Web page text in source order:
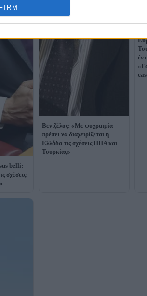
belli:
σχέσεις
Βενιζέλος: «Με ψυχραιμία
πρέπει να διαχειρίζεται η
Ελλάδα τις σχέσεις ΗΠΑ και
Τουρκίας»